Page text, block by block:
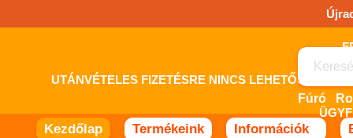
a
UTÁNVÉTELES FIZETÉSRE NINCS LEHETŐSÉG!
Fúró
Kezdőlap Termékeink Információk